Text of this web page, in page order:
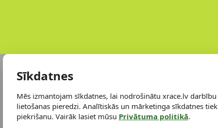
Sīkdatnes
Mēs izmantojam sīkdatnes, lai nodrošinātu xrace.lv
lietošanas pieredzi. Analītiskās un mārketinga sīkdatnes
piekrišanu. Vairāk lasiet mūsu Privātuma politikā.